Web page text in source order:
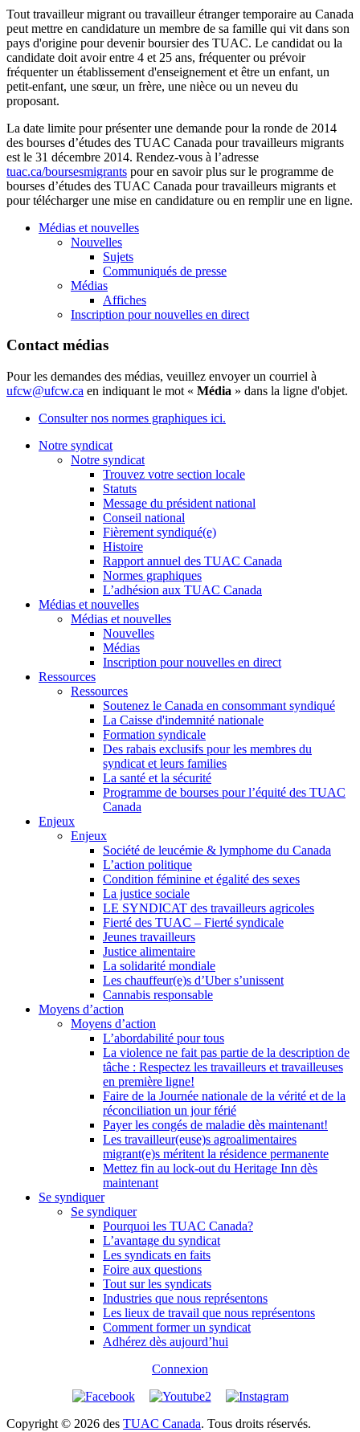
Tout travailleur migrant ou travailleur étranger temporaire au Canada
peut mettre en candidature un membre de sa famille qui vit dans son
pays d'origine pour devenir boursier des TUAC. Le candidat ou la
candidate doit avoir entre 4 et 25 ans, fréquenter ou prévoir
fréquenter un établissement d'enseignement et être un enfant, un
petit-enfant, une sœur, un frère, une nièce ou un neveu du
proposant.
La date limite pour présenter une demande pour la ronde de 2014
des bourses d’études des TUAC Canada pour travailleurs migrants
est le 31 décembre 2014. Rendez-vous à l’adresse
tuac.ca/boursesmigrants pour en savoir plus sur le programme de
bourses d’études des TUAC Canada pour travailleurs migrants et
pour télécharger une mise en candidature ou en remplir une en ligne.
Médias et nouvelles
Nouvelles
Sujets
Communiqués de presse
Médias
Affiches
Inscription pour nouvelles en direct
Contact médias
Pour les demandes des médias, veuillez envoyer un courriel à
ufcw@ufcw.ca en indiquant le mot « Média » dans la ligne d'objet.
Consulter nos normes graphiques ici.
Notre syndicat
Notre syndicat
Trouvez votre section locale
Statuts
Message du président national
Conseil national
Fièrement syndiqué(e)
Histoire
Rapport annuel des TUAC Canada
Normes graphiques
L’adhésion aux TUAC Canada
Médias et nouvelles
Médias et nouvelles
Nouvelles
Médias
Inscription pour nouvelles en direct
Ressources
Ressources
Soutenez le Canada en consommant syndiqué
La Caisse d'indemnité nationale
Formation syndicale
Des rabais exclusifs pour les membres du
syndicat et leurs families
La santé et la sécurité
Programme de bourses pour l’équité des TUAC
Canada
Enjeux
Enjeux
Société de leucémie & lymphome du Canada
L’action politique
Condition féminine et égalité des sexes
La justice sociale
LE SYNDICAT des travailleurs agricoles
Fierté des TUAC – Fierté syndicale
Jeunes travailleurs
Justice alimentaire
La solidarité mondiale
Les chauffeur(e)s d’Uber s’unissent
Cannabis responsable
Moyens d’action
Moyens d’action
L’abordabilité pour tous
La violence ne fait pas partie de la description de
tâche : Respectez les travailleurs et travailleuses
en première ligne!
Faire de la Journée nationale de la vérité et de la
réconciliation un jour férié
Payer les congés de maladie dès maintenant!
Les travailleur(euse)s agroalimentaires
migrant(e)s méritent la résidence permanente
Mettez fin au lock-out du Heritage Inn dès
maintenant
Se syndiquer
Se syndiquer
Pourquoi les TUAC Canada?
L’avantage du syndicat
Les syndicats en faits
Foire aux questions
Tout sur les syndicats
Industries que nous représentons
Les lieux de travail que nous représentons
Comment former un syndicat
Adhérez dès aujourd’hui
Connexion
Copyright © 2026 des TUAC Canada. Tous droits réservés.